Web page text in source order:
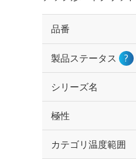
品番
製品ステータス ?
シリーズ名
極性
カテゴリ温度範囲